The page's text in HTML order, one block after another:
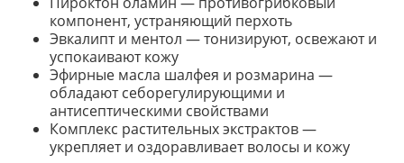
компонент, устраняющий перхоть
Эвкалипт и ментол — тонизируют, освежают и
успокаивают кожу
Эфирные масла шалфея и розмарина —
обладают себорегулирующими и
антисептическими свойствами
Комплекс растительных экстрактов —
укрепляет и оздоравливает волосы и кожу